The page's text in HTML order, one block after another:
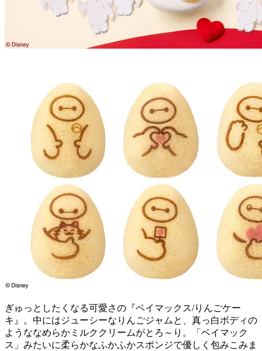
ぎゅっとしたくなる可愛さの『ベイマックス/りんごケー
キ』。中にはジューシーなりんごジャムと、真っ白ボディの
ようななめらかミルククリームがとろ～り。「ベイマック
ス」みたいに柔らかなふかふかスポンジで優しく包みこみま